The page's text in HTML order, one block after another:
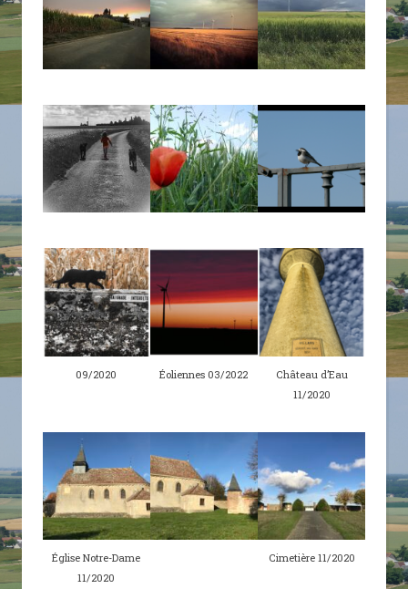
09/2020 Éoliennes 03/2022
Château d’Eau
11/2020
Église Notre-Dame
11/2020
Cimetière 11/2020